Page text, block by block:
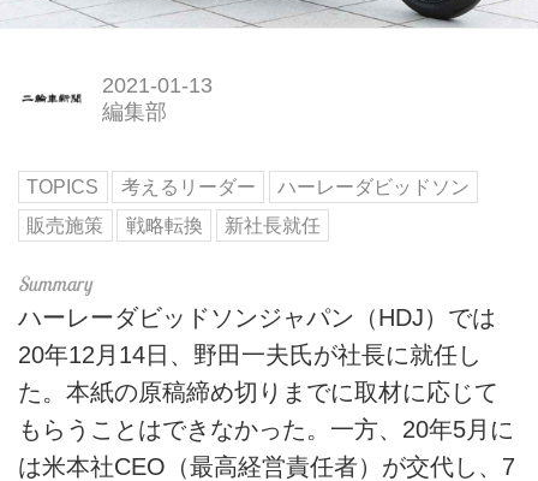
2021-01-13
編集部
TOPICS 考えるリーダー
ハーレーダビッドソン
販売施策
戦略転換 新社長就任
ハーレーダビッドソンジャパン（HDJ）では
20年12月14日、野田一夫氏が社長に就任し
た。本紙の原稿締め切りまでに取材に応じて
もらうことはできなかった。一方、20年5月に
は米本社CEO（最高経営責任者）が交代し、7